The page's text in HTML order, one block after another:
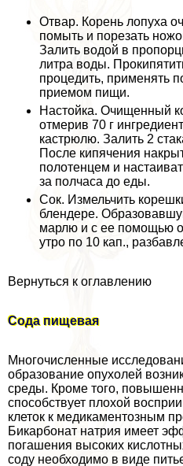
Отвар. Корень лопуха
помыть и порезать
Залить водой в
литра воды.
процедить, применять
приемом пищи.
Настойка. Очищенный
отмерив 70 г
кастрюлю. Залить 2
После кипячения
полотенцем и
за полчаса до еды.
Сок. Измельчить
блендере.
марлю и с ее помощью
утро по 10 кап.,
Вернуться к оглавлению
Сода пищевая
Многочисленные
образование опухолей
среды. Кроме того,
способствует плохой
клеток к медикаментозным
Бикарбонат натрия имеет
погашения высоких
соду необходимо в виде